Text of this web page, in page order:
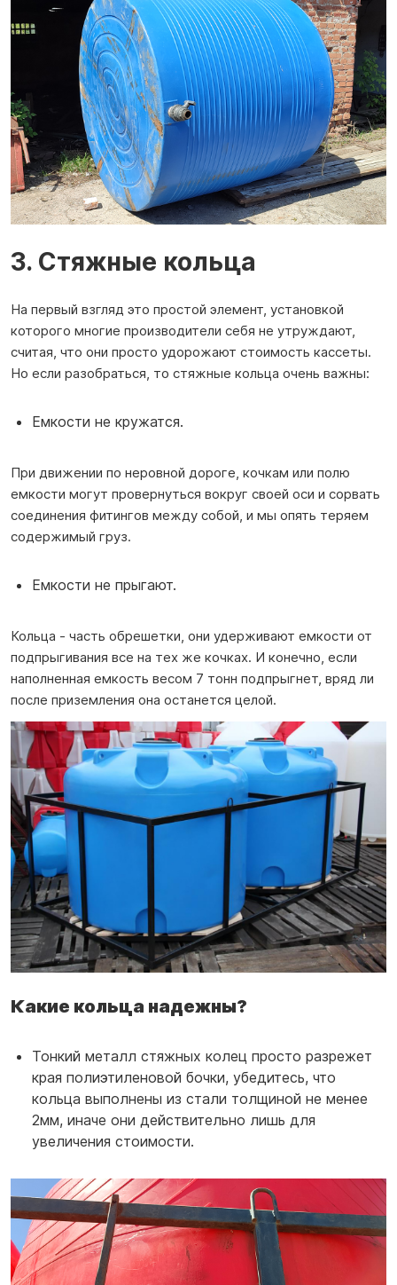
3. Стяжные кольца
На первый взгляд это простой элемент, установкой
которого многие производители себя не утруждают,
считая, что они просто удорожают стоимость кассеты.
Но если разобраться, то стяжные кольца очень важны:
Емкости не кружатся.
При движении по неровной дороге, кочкам или полю
емкости могут провернуться вокруг своей оси и сорвать
соединения фитингов между собой, и мы опять теряем
содержимый груз.
Емкости не прыгают.
Кольца - часть обрешетки, они удерживают емкости от
подпрыгивания все на тех же кочках. И конечно, если
наполненная емкость весом 7 тонн подпрыгнет, вряд ли
после приземления она останется целой.
Какие кольца надежны?
Тонкий металл стяжных колец просто разрежет
края полиэтиленовой бочки, убедитесь, что
кольца выполнены из стали толщиной не менее
2мм, иначе они действительно лишь для
увеличения стоимости.